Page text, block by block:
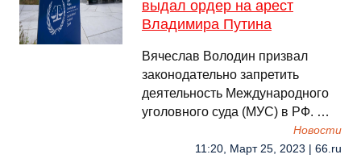
выдал ордер на арест
Владимира Путина
Вячеслав Володин призвал
законодательно запретить
деятельность Международного
уголовного суда (МУС) в РФ. …
Новости
11:20, Март 25, 2023 | 66.ru